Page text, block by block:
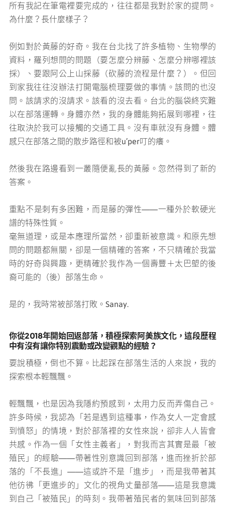
所有我記在筆電裡要完成的，往往都是我對於家的提問。
為什麼？長什麼樣子？
例如對於黃藤的好奇。我在台北找了許多植物、生物學的
資料，羅列想問的問題（要怎麼分辨藤、怎麼分辨哪裡該
採）、要跟阿公上山採藤（砍藤的流程是什麼？）。但回
到家我往往沒辦法打開電腦梳理要做的事情。該問的也沒
問。該請求的沒請求。該看的沒去看。台北的腦袋終究難
以在部落運轉。身體亦然，我的身體能夠拓展到哪裡，往
往取決於我可以接觸的交通工具。沒有車就沒有身體。體
感只在部落之間的散步路徑和被u’per叮的癢。
然後我在路邊看到一叢隨便亂長的黃藤。忽然得到了新的
答案。
重點不是刺有多困難，而是藤的彈性——一種外於軟硬光
譜的特殊性質。
毫無道理，或是本應理所當然，卻重新被意識。和原先想
問的問題都無關，卻是一個精確的答案，不只精確於我當
時的好奇與興趣，更精確於我作為一個壽豐＋太巴塱的後
裔可能的（後）部落生命。
是的，我時常被部落打敗。Sanay.
你從2018年開始回返部落，積極探索阿美族文化，這段歷程
中有沒有讓你特別震動或改變觀點的經驗？
要說積極，倒也不算。比起踩在部落生活的人來說，我的
探索根本輕飄飄。
輕飄飄，也是因為我隱約預感到，太用力反而弄傷自己。
許多時候，我認為「若是遇到這種事，作為女人一定會感
到憤怒」的情境，對於部落裡的女性來說，卻非人人皆會
共感。作為一個「女性主義者」，對我而言其實是最「被
殖民」的經驗——帶著性別意識回到部落，進而挫折於部
落的「不長進」——這或許不是「進步」，而是我帶著其
他彷彿「更進步的」文化的視角丈量部落——這是我意識
到自己「被殖民」的時刻。我帶著殖民者的氣味回到部落